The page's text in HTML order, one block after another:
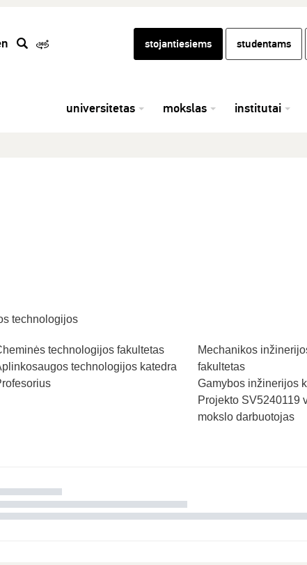
stojantiesiems studentams
universitetas mokslas institutai
technologijos
technologijos fakultetas
technologijos katedra
Mechanikos
fakultetas
Gamybos inžinerijos
Projekto SV5240119
mokslo darbuotojas